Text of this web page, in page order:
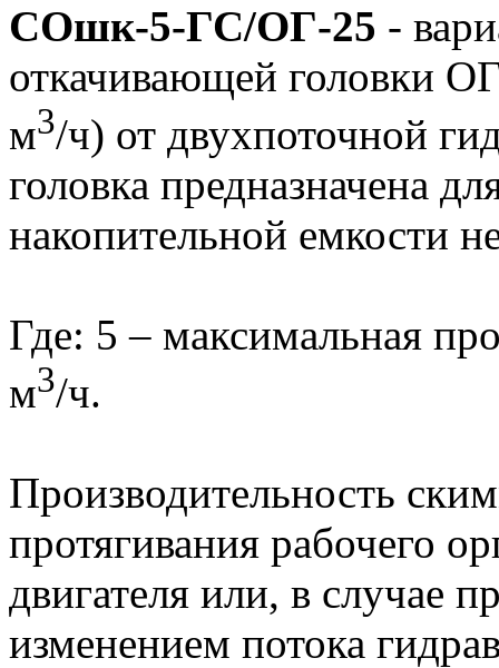
СОшк-5-ГС/ОГ-25 -
откачивающей головки
м3/ч) от двухпоточной
головка предназначена
накопительной емкости
Где: 5 – максимальная
м3/ч.
Производительность
протягивания рабочего
двигателя или, в случае
изменением потока